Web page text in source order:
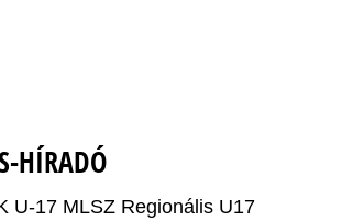
HÍRADÓ
U-17 MLSZ Regionális U17